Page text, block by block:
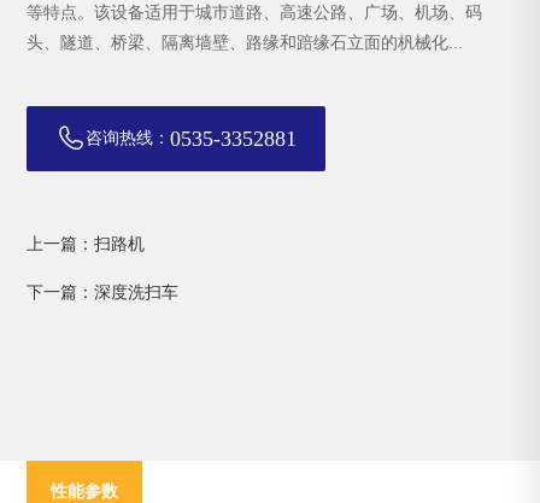
等特点。该设备适用于城市道路、高速公路、广场、机场、码
头、隧道、桥梁、隔离墙壁、路缘和踣缘石立面的杋械化...
咨询热线： 0535-3352881
上一篇：扫路机
下一篇：深度洗扫车
性能参数